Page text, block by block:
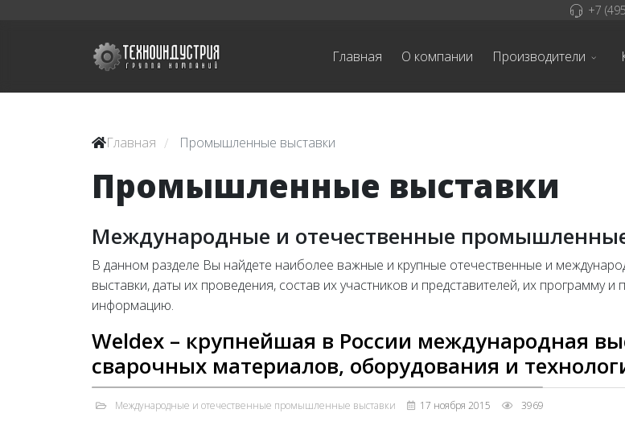
+7
Главная О компании Производители
Главная / Промышленные выставки
Промышленные выставки
Международные и отечественные
В данном разделе Вы найдете наиболее важные и крупные отечественные и
выставки, даты их проведения, состав их участников и представителей, их программу
информацию.
Weldex – крупнейшая в России международная
сварочных материалов, оборудования и
Международные и отечественные промышленные выставки 17 ноября 2015 3969